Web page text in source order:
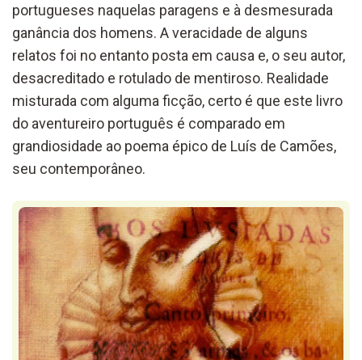
portugueses naquelas paragens e à desmesurada
ganância dos homens. A veracidade de alguns
relatos foi no entanto posta em causa e, o seu autor,
desacreditado e rotulado de mentiroso. Realidade
misturada com alguma ficção, certo é que este livro
do aventureiro português é comparado em
grandiosidade ao poema épico de Luís de Camões,
seu contemporâneo.